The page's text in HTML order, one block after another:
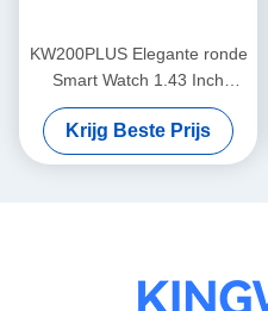
KW200PLUS Elegante ronde
Smart Watch 1.43 Inch
Gezondheid Monitoring
Smart Watch
Krijg Beste Prijs